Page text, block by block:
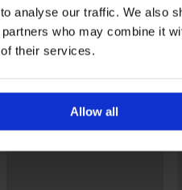
analyse our traffic. We also
who may combine it
their services.
Allow all
QF6775E_kal
Calvin Klein
Calvin Klein Europe B.V.,
AP AMSTERDAM, Netherlands,